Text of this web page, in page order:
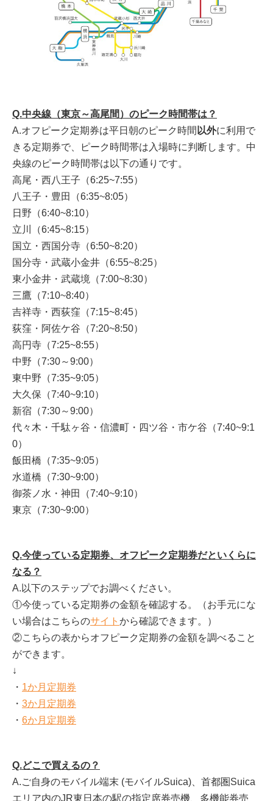
Q.中央線（東京～高尾間）のピーク時間帯は？
A.オフピーク定期券は平日朝のピーク時間以外に利用で
きる定期券で、ピーク時間帯は入場時に判断します。中
央線のピーク時間帯は以下の通りです。
高尾・西八王子（6:25~7:55）
八王子・豊田（6:35~8:05）
日野（6:40~8:10）
立川（6:45~8:15）
国立・西国分寺（6:50~8:20）
国分寺・武蔵小金井（6:55~8:25）
東小金井・武蔵境（7:00~8:30）
三鷹（7:10~8:40）
吉祥寺・西荻窪（7:15~8:45）
荻窪・阿佐ケ谷（7:20~8:50）
高円寺（7:25~8:55）
中野（7:30～9:00）
東中野（7:35~9:05）
大久保（7:40~9:10）
新宿（7:30～9:00）
代々木・千駄ヶ谷・信濃町・四ツ谷・市ケ谷（7:40~9:1
0）
飯田橋（7:35~9:05）
水道橋（7:30~9:00）
御茶ノ水・神田（7:40~9:10）
東京（7:30~9:00）
Q.今使っている定期券、オフピーク定期券だといくらに
なる？
A.以下のステップでお調べください。
①今使っている定期券の金額を確認する。（お手元にな
い場合はこちらのサイト から確認できます。）
②こちらの表からオフピーク定期券の金額を調べること
ができます。
↓
・ 1か月定期券
・ 3か月定期券
・ 6か月定期券
Q.どこで買えるの？
A.ご自身のモバイル端末 (モバイルSuica)、首都圏Suica
エリア内のJR東日本の駅の指定席券売機、多機能券売